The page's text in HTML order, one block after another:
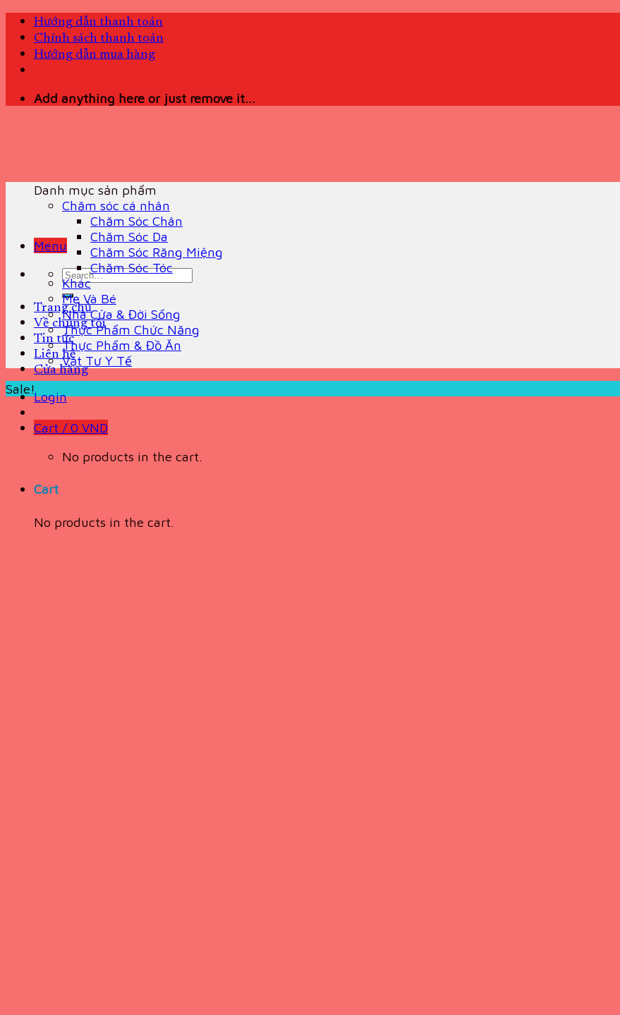
Skip
content
Hướng dẫn thanh toán
Chính sách thanh toán
Hướng dẫn mua hàng
Add anything here or just remove it...
Menu
Search
for:
Trang chủ
Về chúng tôi
Tin tức
Liên hệ
Cửa hàng
Login
Cart /0 VND
No products in the cart.
Cart
No products in the cart.
Danh mục sản phẩm
Chăm sóc cá nhân
Chăm Sóc Chân
Chăm Sóc Da
Chăm Sóc Răng Miệng
Chăm Sóc Tóc
Khác
Mẹ Và Bé
Nhà Cửa & Đời Sống
Thực Phẩm Chức Năng
Thực Phẩm & Đồ Ăn
Vật Tư Y Tế
Sale!